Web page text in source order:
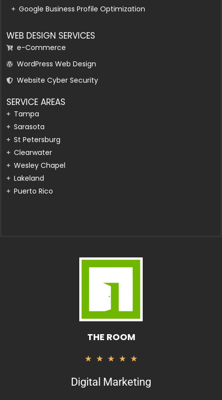
Google Business Profile Optimization
WEB DESIGN SERVICES
e-Commerce
WordPress Web Design
Website Cyber Security
SERVICE AREAS
Tampa
Sarasota
St Petersburg
Clearwater
Wesley Chapel
Lakeland
Puerto Rico
THE ROOM
★ ★ ★ ★ ★
out
Digital Marketing